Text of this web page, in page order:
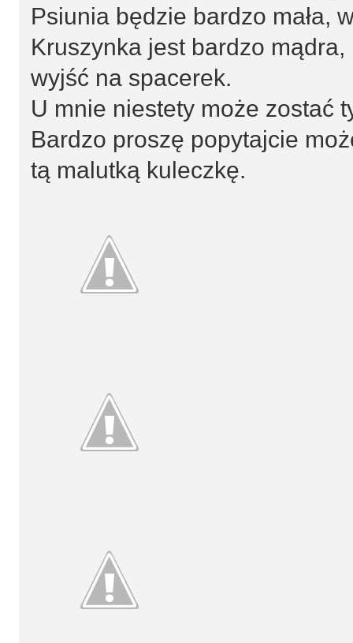
Psiunia będzie bardzo mała,
Kruszynka jest bardzo
wyjść na spacerek.
U mnie niestety może zostać
Bardzo proszę popytajcie
tą malutką kuleczkę.